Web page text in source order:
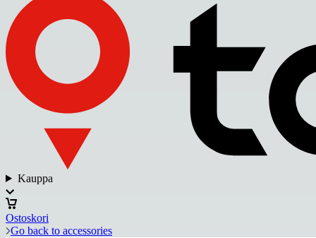
Kauppa
Ostoskori
Go back to accessories